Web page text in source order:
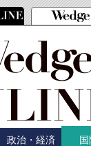
政治・経済